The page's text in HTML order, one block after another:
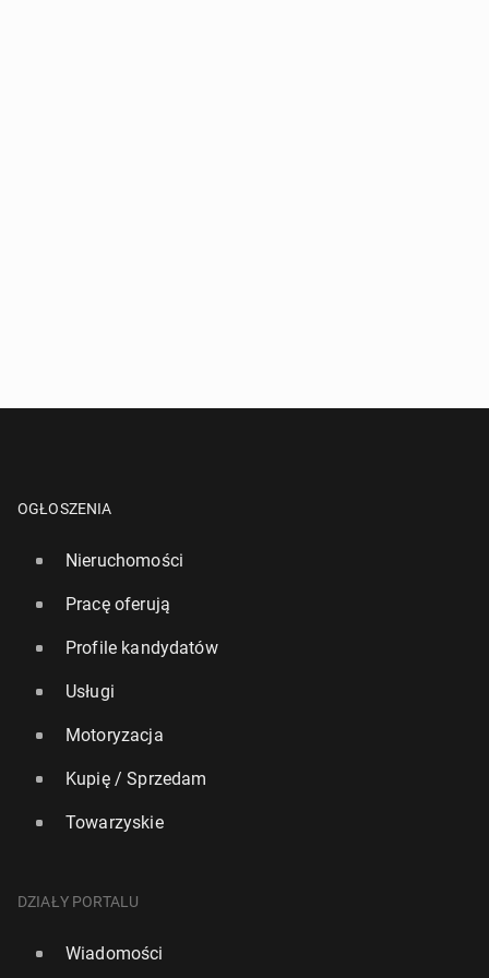
Szwaj­ca­ria: Pokrywa śnieżna w Alpach staje się w
OGŁOSZENIA
Nieruchomości
Pracę oferują
Profile kandydatów
Usługi
Motoryzacja
Kupię / Sprzedam
Towarzyskie
DZIAŁY PORTALU
Wiadomości